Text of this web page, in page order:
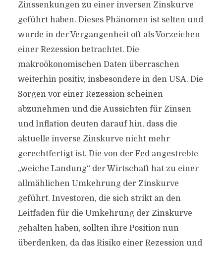
Zinssenkungen zu einer inversen Zinskurve
geführt haben. Dieses Phänomen ist selten und
wurde in der Vergangenheit oft als Vorzeichen
einer Rezession betrachtet. Die
makroökonomischen Daten überraschen
weiterhin positiv, insbesondere in den USA. Die
Sorgen vor einer Rezession scheinen
abzunehmen und die Aussichten für Zinsen
und Inflation deuten darauf hin, dass die
aktuelle inverse Zinskurve nicht mehr
gerechtfertigt ist. Die von der Fed angestrebte
„weiche Landung“ der Wirtschaft hat zu einer
allmählichen Umkehrung der Zinskurve
geführt. Investoren, die sich strikt an den
Leitfaden für die Umkehrung der Zinskurve
gehalten haben, sollten ihre Position nun
überdenken, da das Risiko einer Rezession und